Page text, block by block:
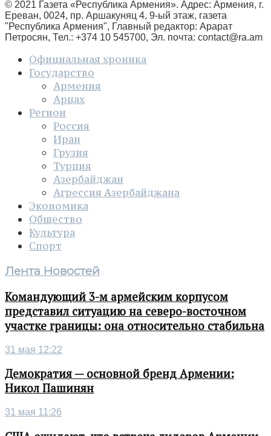
© 2021 Газета «Республика Армения». Адрес: Армения, г.
Ереван, 0024, пр. Аршакуняц 4, 9-ый этаж, газета
"Республика Армения", Главный редактор: Арарат
Петросян, Тел.: +374 10 545700, Эл. почта: contact@ra.am
Официальная хроника
Государство
Армения
Арцах
Регион
Россия
Иран
Грузия
Турция
Азербайджан
Агрессия Азербайджана
Экономика
Общество
Культура
Спорт
Лента Новостей
Командующий 3-м армейским корпусом
представил ситуацию на северо-восточном
участке границы: она относительно стабильна
31 мая 12:22
Демократия — основной бренд Армении:
Никол Пашинян
31 мая 11:26